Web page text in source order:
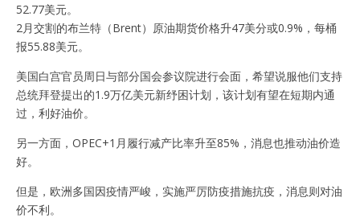
52.77美元。
2月交割的布兰特（Brent）原油期货价格升47美分或0.9%，每桶
报55.88美元。
美国白宫官员周日与部分国会参议院进行会面，希望说服他们支持
总统拜登提出的1.9万亿美元新纾困计划，该计划有望在短期内通
过，利好油价。
另一方面，OPEC+1月履行减产比率升至85%，消息也推动油价造
好。
但是，欧洲多国因疫情严峻，实施严厉防疫措施抗疫，消息则对油
价不利。